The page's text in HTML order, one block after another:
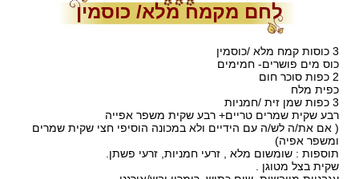
לחם מקמח מלא/ כוסמין
3 כוסות קמח מלא /כוסמין
כוס מים פושרים- חמימים
2 כפות סוכר חום
כפית מלח
3 כפות שמן זית /חמניות
רבע שקית שמרים טריים+ רבע שקית משפר אפייה
( אם את/ה לש/ה עם הידיים ולא במכונה הוסיפי חצי שקית שמרים
ומשפר אפיה)
תוספות : שומשום מלא , זרעי חמניות, זרעי פשתן.
שקית בצל מטוגן .